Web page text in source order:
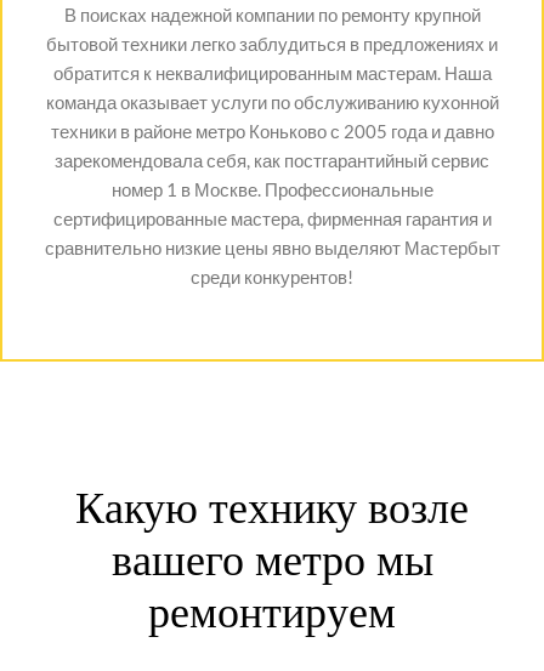
В поисках надежной компании по ремонту крупной
бытовой техники легко заблудиться в предложениях и
обратится к неквалифицированным мастерам. Наша
команда оказывает услуги по обслуживанию кухонной
техники в районе метро Коньково с 2005 года и давно
зарекомендовала себя, как постгарантийный сервис
номер 1 в Москве. Профессиональные
сертифицированные мастера, фирменная гарантия и
сравнительно низкие цены явно выделяют Мастербыт
среди конкурентов!
Какую технику возле
вашего метро мы
ремонтируем